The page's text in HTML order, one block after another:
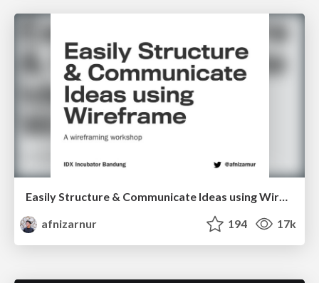
Easily Structure & Communicate Ideas using Wireframe
afnizarnur
194 17k